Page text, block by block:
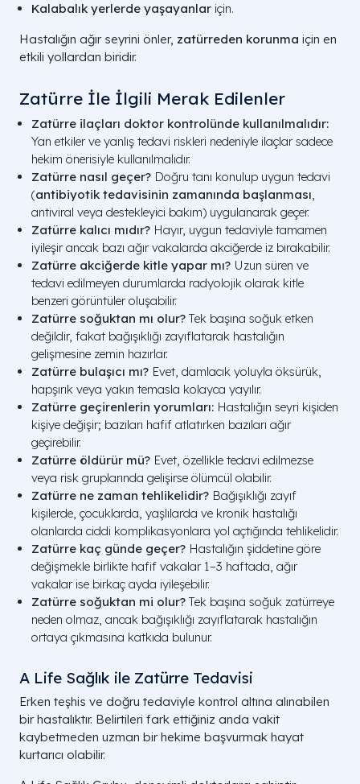
Kalabalık yerlerde yaşayanlar için.
Hastalığın ağır seyrini önler, zatürreden korunma için en
etkili yollardan biridir.
Zatürre İle İlgili Merak Edilenler
Zatürre ilaçları doktor kontrolünde kullanılmalıdır:
Yan etkiler ve yanlış tedavi riskleri nedeniyle ilaçlar sadece
hekim önerisiyle kullanılmalıdır.
Zatürre nasıl geçer? Doğru tanı konulup uygun tedavi
(antibiyotik tedavisinin zamanında başlanması,
antiviral veya destekleyici bakım) uygulanarak geçer.
Zatürre kalıcı mıdır? Hayır, uygun tedaviyle tamamen
iyileşir ancak bazı ağır vakalarda akciğerde iz bırakabilir.
Zatürre akciğerde kitle yapar mı? Uzun süren ve
tedavi edilmeyen durumlarda radyolojik olarak kitle
benzeri görüntüler oluşabilir.
Zatürre soğuktan mı olur? Tek başına soğuk etken
değildir, fakat bağışıklığı zayıflatarak hastalığın
gelişmesine zemin hazırlar.
Zatürre bulaşıcı mı? Evet, damlacık yoluyla öksürük,
hapşırık veya yakın temasla kolayca yayılır.
Zatürre geçirenlerin yorumları: Hastalığın seyri kişiden
kişiye değişir; bazıları hafif atlatırken bazıları ağır
geçirebilir.
Zatürre öldürür mü? Evet, özellikle tedavi edilmezse
veya risk gruplarında gelişirse ölümcül olabilir.
Zatürre ne zaman tehlikelidir? Bağışıklığı zayıf
kişilerde, çocuklarda, yaşlılarda ve kronik hastalığı
olanlarda ciddi komplikasyonlara yol açtığında tehlikelidir.
Zatürre kaç günde geçer? Hastalığın şiddetine göre
değişmekle birlikte hafif vakalar 1–3 haftada, ağır
vakalar ise birkaç ayda iyileşebilir.
Zatürre soğuktan mi olur? Tek başına soğuk zatürreye
neden olmaz, ancak bağışıklığı zayıflatarak hastalığın
ortaya çıkmasına katkıda bulunur.
A Life Sağlık ile Zatürre Tedavisi
Erken teşhis ve doğru tedaviyle kontrol altına alınabilen
bir hastalıktır. Belirtileri fark ettiğiniz anda vakit
kaybetmeden uzman bir hekime başvurmak hayat
kurtarıcı olabilir.